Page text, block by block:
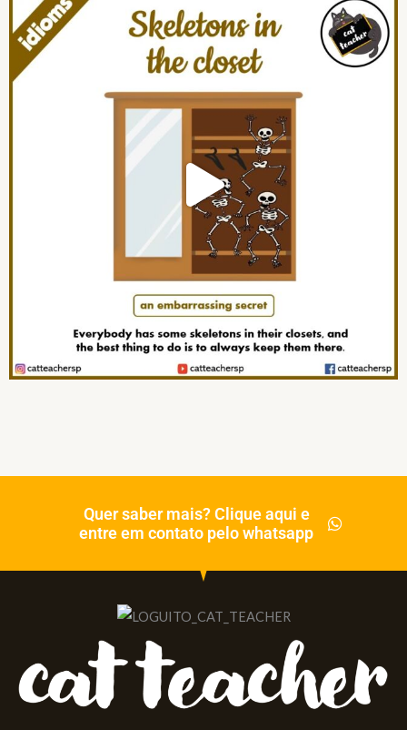
Quer saber mais? Clique aqui e
entre em contato pelo whatsapp